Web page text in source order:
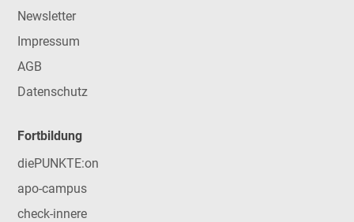
Newsletter
Impressum
AGB
Datenschutz
Fortbildung
diePUNKTE:on
apo-campus
check-innere